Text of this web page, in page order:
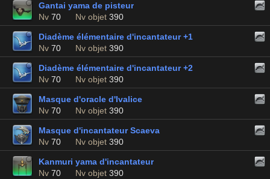
Gantai yama de pisteur
Nv 70 Nv objet 390
Diadème élémentaire d'incantateur +1
Nv 70 Nv objet 390
Diadème élémentaire d'incantateur +2
Nv 70 Nv objet 390
Masque d'oracle d'Ivalice
Nv 70 Nv objet 390
Masque d'incantateur Scaeva
Nv 70 Nv objet 390
Kanmuri yama d'incantateur
Nv 70 Nv objet 390